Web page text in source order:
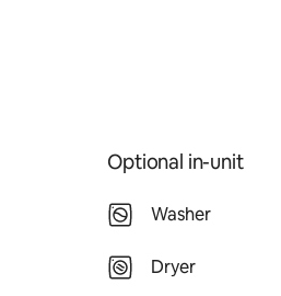
Optional in-unit
Washer
Dryer